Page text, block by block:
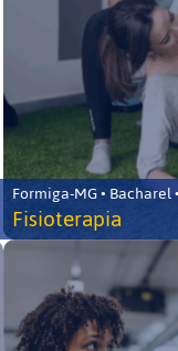
Formiga-MG •
Fisioterapia